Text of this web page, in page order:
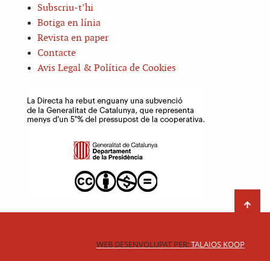
Subscriu-t’hi
Botiga en línia
Revista en paper
Contacte
Avis Legal & Política de Cookies
WEB DESENVOLUPAT PER:TALAIOS KOOP